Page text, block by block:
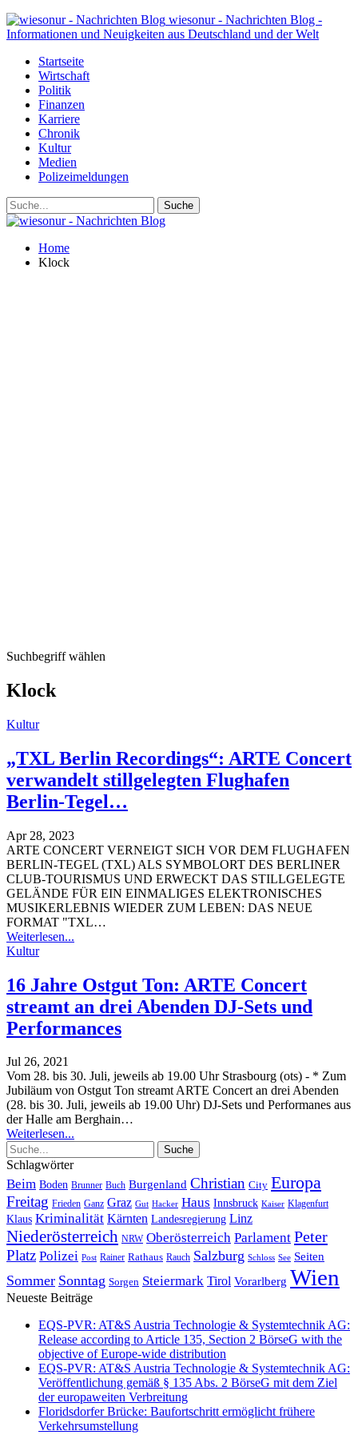
wiesonur - Nachrichten Blog -
Informationen und Neuigkeiten aus Deutschland und der Welt
Startseite
Wirtschaft
Politik
Finanzen
Karriere
Chronik
Kultur
Medien
Polizeimeldungen
Home
Klock
Suchbegriff wählen
Klock
Kultur
„TXL Berlin Recordings“: ARTE Concert
verwandelt stillgelegten Flughafen
Berlin-Tegel…
Apr 28, 2023
ARTE CONCERT VERNEIGT SICH VOR DEM FLUGHAFEN
BERLIN-TEGEL (TXL) ALS SYMBOLORT DES BERLINER
CLUB-TOURISMUS UND ERWECKT DAS STILLGELEGTE
GELÄNDE FÜR EIN EINMALIGES ELEKTRONISCHES
MUSIKERLEBNIS WIEDER ZUM LEBEN: DAS NEUE
FORMAT "TXL…
Weiterlesen...
Kultur
16 Jahre Ostgut Ton: ARTE Concert
streamt an drei Abenden DJ-Sets und
Performances
Jul 26, 2021
Vom 28. bis 30. Juli, jeweils ab 19.00 Uhr Strasbourg (ots) - * Zum
Jubiläum von Ostgut Ton streamt ARTE Concert an drei Abenden
(28. bis 30. Juli, jeweils ab 19.00 Uhr) DJ-Sets und Performanes aus
der Halle am Berghain…
Weiterlesen...
Schlagwörter
Beim Boden Brunner Buch Burgenland Christian City Europa
Freitag Frieden Ganz Graz Gut Hacker Haus Innsbruck Kaiser Klagenfurt
Klaus Kriminalität Kärnten Landesregierung Linz
Niederösterreich NRW Oberösterreich Parlament Peter
Platz Polizei Post Rainer Rathaus Rauch Salzburg Schloss See Seiten
Sommer Sonntag Sorgen Steiermark Tirol Vorarlberg Wien
Neueste Beiträge
EQS-PVR: AT&S Austria Technologie & Systemtechnik AG:
Release according to Article 135, Section 2 BörseG with the
objective of Europe-wide distribution
EQS-PVR: AT&S Austria Technologie & Systemtechnik AG:
Veröffentlichung gemäß § 135 Abs. 2 BörseG mit dem Ziel
der europaweiten Verbreitung
Floridsdorfer Brücke: Baufortschritt ermöglicht frühere
Verkehrsumstellung